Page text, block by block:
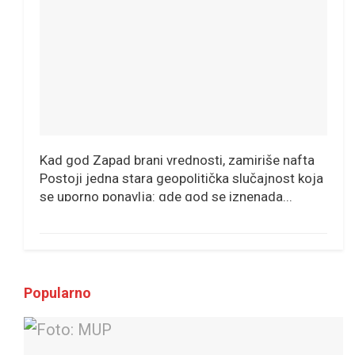
Kad god Zapad brani vrednosti, zamiriše nafta
Postoji jedna stara geopolitička slučajnost koja
se uporno ponavlja: gde god se iznenada...
Popularno